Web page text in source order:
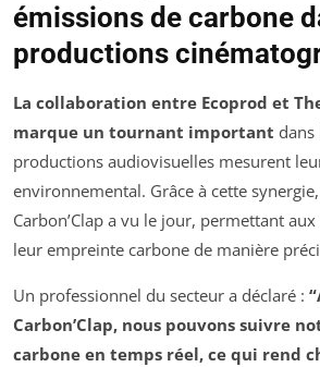
émissions de carbone
productions
La collaboration entre Ecoprod et
marque un tournant important
productions audiovisuelles mesurent
environnemental. Grâce à cette
Carbon’Clap a vu le jour, permettant
leur empreinte carbone de manière
Un professionnel du secteur a déclaré :
Carbon’Clap, nous pouvons suivre
carbone en temps réel, ce qui rend